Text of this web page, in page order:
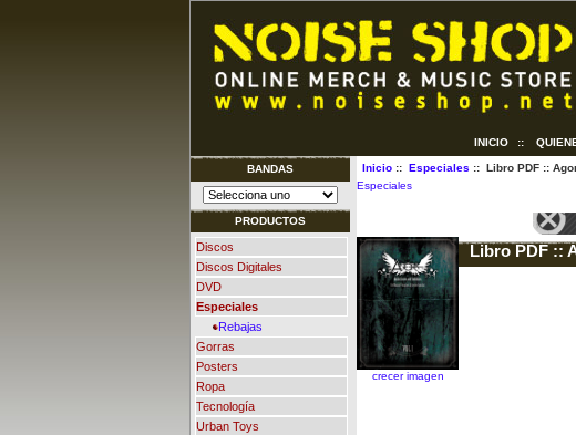
INICIO ::
BANDAS
PRODUCTOS
Discos
Discos Digitales
DVD
Especiales
Rebajas
Gorras
Posters
Ropa
Tecnología
Urban Toys
Inicio:: Especiales :: Libro PDF ::
Especiales
crecer imagen
Libro PDF ::